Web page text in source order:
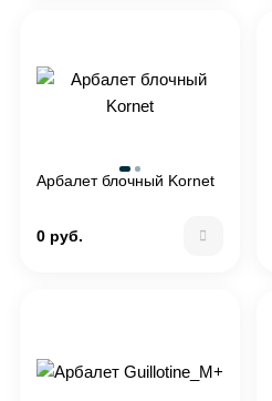
Арбалет блочный Kornet
0 руб.